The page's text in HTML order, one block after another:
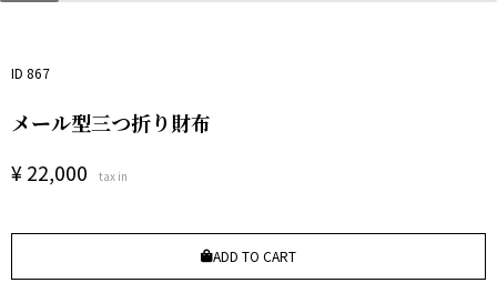
ID 867
メール型三つ折り財布
¥22,000 tax in
ADD TO CART